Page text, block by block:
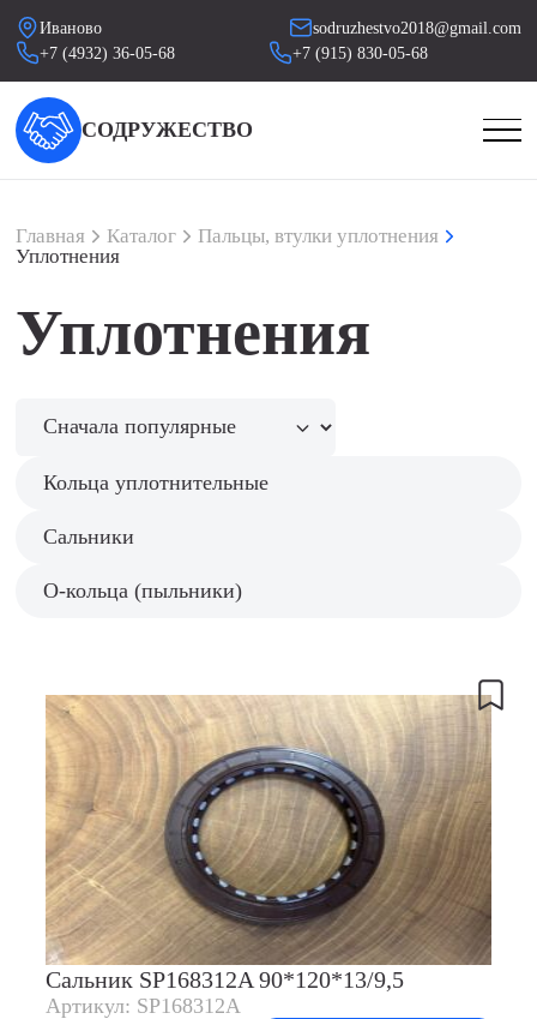
Иваново
sodruzhestvo2018@gmail.com
+7 (4932) 36-05-68
+7 (915) 830-05-68
СОДРУЖЕСТВО
Главная Каталог
Пальцы, втулки уплотнения
Уплотнения
Уплотнения
Кольца уплотнительные
Сальники
О-кольца (пыльники)
Сальник SP168312A 90*120*13/9,5
Артикул: SP168312A